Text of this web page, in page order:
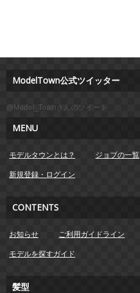
ModelTown公式ツイッター
@Model_Townさんのツイート
MENU
モデルタウンとは？ ジョブの一覧
新規登録・ログイン
CONTENTS
お知らせ ご利用ガイドライン
モデルを探すガイド
髪型